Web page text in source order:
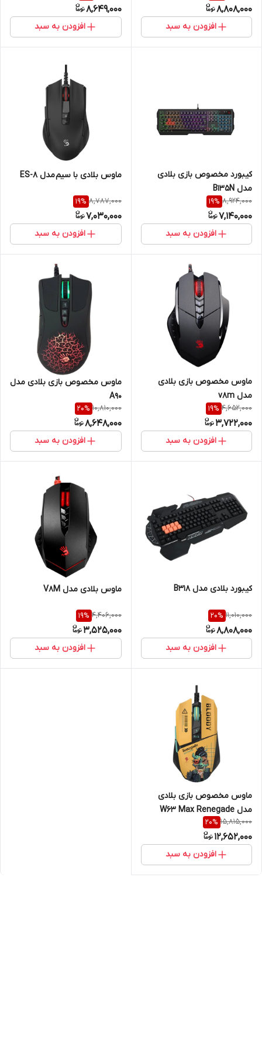
8,808,000
افزودن به سبد
8,649,000
افزودن به سبد
کیبورد مخصوص بازی بلادی
مدل B135N
8,924,000
19%
7,140,000
افزودن به سبد
ماوس بلادی با سیم مدل ES-8
8,787,000
19%
7,030,000
افزودن به سبد
ماوس مخصوص بازی بلادی
مدل v8m
4,652,000
19%
3,722,000
افزودن به سبد
ماوس مخصوص بازی بلادی مدل
A90
10,810,000
20%
8,648,000
افزودن به سبد
کیبورد بلادی مدل B318
11,010,000
20%
8,808,000
افزودن به سبد
ماوس بلادی مدل V8M
4,406,000
19%
3,525,000
افزودن به سبد
ماوس مخصوص بازی بلادی
مدل W63 Max Renegade
Sunset Activated
15,815,000
20%
12,652,000
افزودن به سبد